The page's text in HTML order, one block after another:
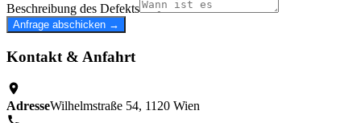
Beschreibung des Defekts
Anfrage abschicken →
Kontakt & Anfahrt
AdresseWilhelmstraße 54, 1120 Wien